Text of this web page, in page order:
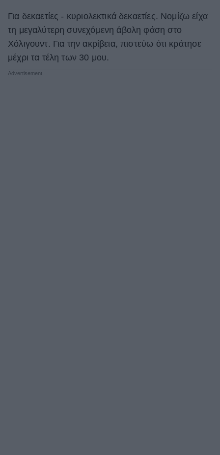
Για δεκαετίες - κυριολεκτικά δεκαετίες. Νομίζω είχα
τη μεγαλύτερη συνεχόμενη άβολη φάση στο
Χόλιγουντ. Για την ακρίβεια, πιστεύω ότι κράτησε
μέχρι τα τέλη των 30 μου.